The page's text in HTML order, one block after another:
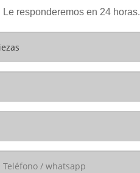
responderemos en 24 horas.